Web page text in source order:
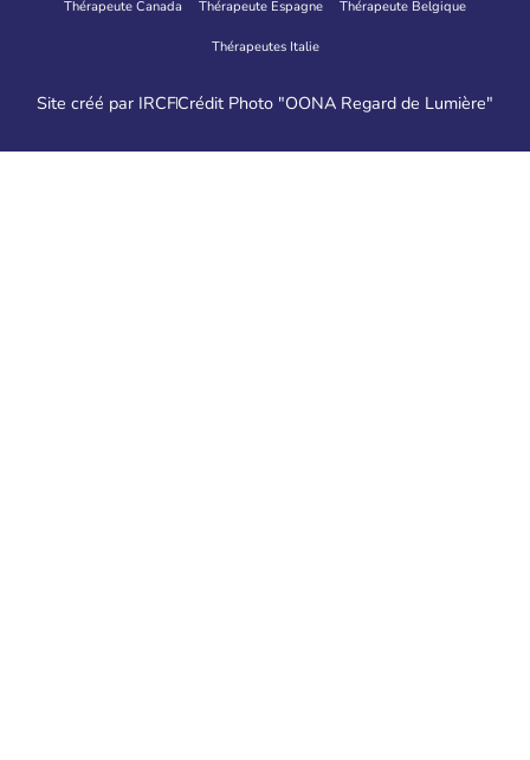
Thérapeute Canada Thérapeute Espagne Thérapeute Belgique
Thérapeutes Italie
Site créé par IRCFCrédit Photo "OONA Regard de Lumière"